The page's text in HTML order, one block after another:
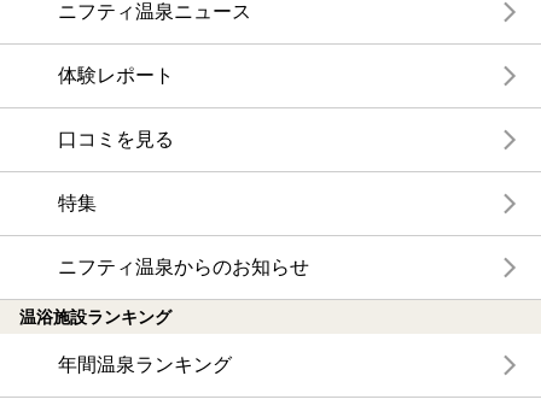
ニフティ温泉ニュース
体験レポート
口コミを見る
特集
ニフティ温泉からのお知らせ
温浴施設ランキング
年間温泉ランキング